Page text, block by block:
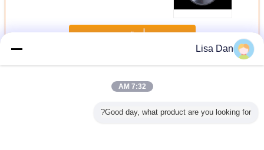
استمر
أكثرTCT Saw Blade
Lisa Dan
7:32 AM
Good day, what product are you looking for?